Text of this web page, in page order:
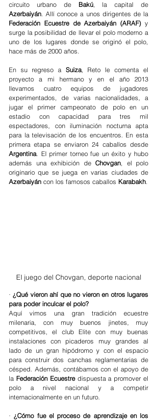
circuito urbano de Bakú
Azerbaiyán
Federación Ecuestre de Azerbaiyán (ARAF) y
surge la posibilidad de llevar el polo moderno a
uno de los lugares donde se originó el polo,
hace más de 2000 años.
En su regreso a Suiza, Reto le comenta el
proyecto a mi hermano y en el año 2013
llevamos cuatro equipos de jugadores
experimentados, de varias nacionalidades, a
jugar el primer campeonato de polo en un
estadio con capacidad para tres mil
espectadores, con iluminación nocturna apta
para la televisación de los encuentros. En esta
Argentina. El primer torneo fue un éxito y hubo
además una exhibición de Chovgan, el polo
Azerbaiyán con los famosos caballos Karabakh.
El juego del Chovgan, deporte nacional
· ¿Qué vieron ahí que no vieron en otros lugares
para poder inculcar el polo?
Aquí vimos una gran tradición ecuestre
milenaria, con muy buenos jinetes, muy
competitivos, el club Elite con muy buenas
instalaciones con picaderos muy grandes al
lado de un gran hipódromo y con el espacio
para construir dos canchas reglamentarias de
césped. Además, contábamos con el apoyo de
la Federación Ecuestre dispuesta a promover el
polo a nivel nacional y a competir
internacionalmente en un futuro.
· ¿Cómo fue el proceso de aprendizaje en los